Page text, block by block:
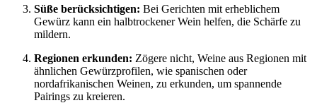
Süße berücksichtigen: Bei Gerichten mit erheblichem
Gewürz kann ein halbtrockener Wein helfen, die Schärfe zu
mildern.
Regionen erkunden: Zögere nicht, Weine aus Regionen mit
ähnlichen Gewürzprofilen, wie spanischen oder
nordafrikanischen Weinen, zu erkunden, um spannende
Pairings zu kreieren.